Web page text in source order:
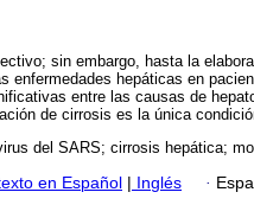
sin embargo, hasta la
enfermedades hepáticas en
entre las causas de
de cirrosis es la única
del SARS; cirrosis hepática;
en Español Inglés ·